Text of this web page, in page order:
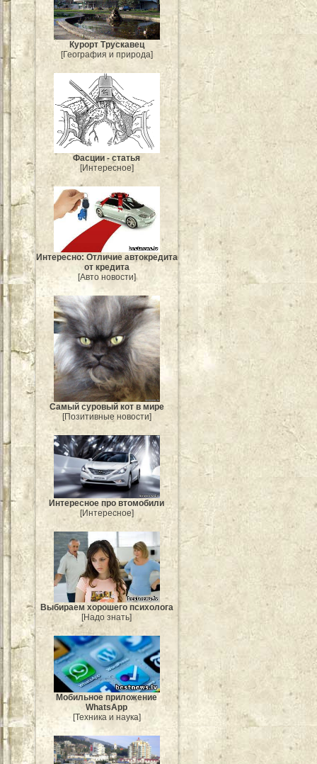
Курорт Трускавец
[География и природа]
Фасции - статья
[Интересное]
Интересно: Отличие автокредита
от кредита
[Авто новости]
Самый суровый кот в мире
[Позитивные новости]
Интересное про втомобили
[Интересное]
Выбираем хорошего психолога
[Надо знать]
Мобильное приложение
WhatsApp
[Техника и наука]